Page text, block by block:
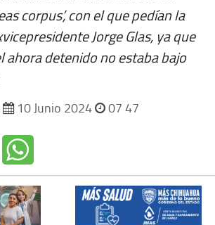
corpus’, con el que pedían la
Jorge Glas, ya que
ahora detenido no estaba bajo
10 Junio 2024 07 47